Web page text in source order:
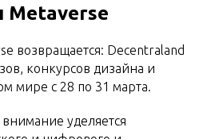
возвращается: Decentraland
конкурсов дизайна и
мире с 28 по 31 марта.
уделяется